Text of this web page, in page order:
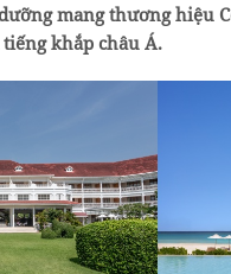
mang thương hiệu
khắp châu Á.